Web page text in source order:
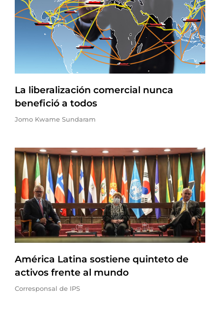
La liberalización comercial nunca
benefició a todos
Jomo Kwame Sundaram
América Latina sostiene quinteto de
activos frente al mundo
Corresponsal de IPS